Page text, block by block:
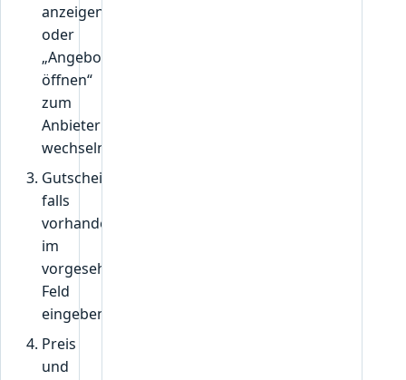
anzeigen“
oder
„Angebot
öffnen“
zum
Anbieter
wechseln.
Gutscheincode,
falls
vorhanden,
im
vorgesehenen
Feld
eingeben.
Preis
und